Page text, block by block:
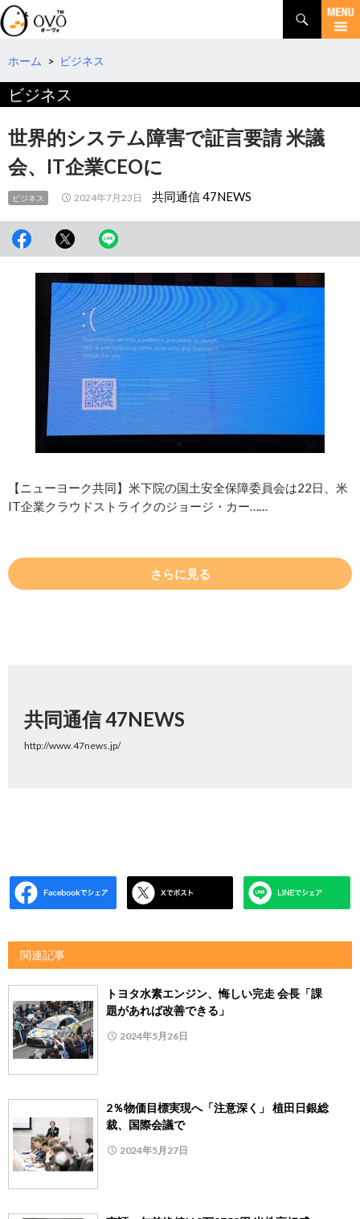
検
索
コ
テ
へ
ホーム > ビジネス
ビジネス
世界的システム障害で証言要請 米議
会、IT企業CEOに
ビジネス 2024年7月23日 共同通信 47NEWS
【ニューヨーク共同】米下院の国土安全保障委員会は22日、米
IT企業クラウドストライクのジョージ・カー……
さらに見る
共同通信 47NEWS
http://www.47news.jp/
関連記事
トヨタ水素エンジン、悔しい完走 会長「課
題があれば改善できる」
2024年5月26日
2％物価目標実現へ「注意深く」 植田日銀総
裁、国際会議で
2024年5月27日